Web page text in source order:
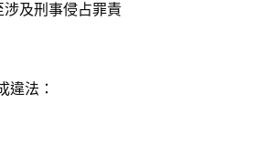
涉及刑事侵占罪責
違法：